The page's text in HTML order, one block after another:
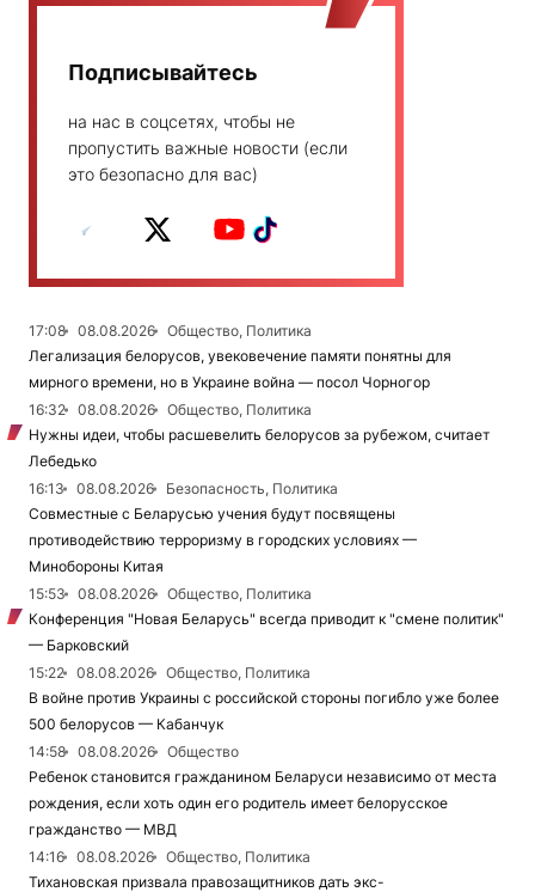
Подписывайтесь
на нас в соцсетях, чтобы не
пропустить важные новости (если
это безопасно для вас)
17:08 08.08.2026
Общество, Политика
Легализация белорусов, увековечение памяти понятны для
мирного времени, но в Украине война — посол Чорногор
16:32
08.08.2026
Общество, Политика
Нужны идеи, чтобы расшевелить белорусов за рубежом, считает
Лебедько
16:13
08.08.2026
Безопасность, Политика
Совместные с Беларусью учения будут посвящены
противодействию терроризму в городских условиях —
Минобороны Китая
15:53
08.08.2026
Общество, Политика
Конференция "Новая Беларусь" всегда приводит к "смене политик"
— Барковский
15:22
08.08.2026
Общество, Политика
В войне против Украины с российской стороны погибло уже более
500 белорусов — Кабанчук
14:58
08.08.2026
Общество
Ребенок становится гражданином Беларуси независимо от места
рождения, если хоть один его родитель имеет белорусское
гражданство — МВД
14:16
08.08.2026
Общество, Политика
Тихановская призвала правозащитников дать экс-